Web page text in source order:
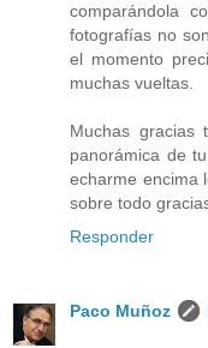
comparándola
fotografías no
el momento
muchas vueltas.
Muchas gracias
panorámica de
echarme encima
sobre todo
Responder
Paco Muñoz